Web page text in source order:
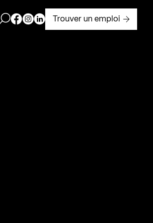
Ouvrir la barre de recherche
Page Facebook de Kollectif
Page Instagram de Kollectif
Page Linkedin de Kollectif
Trouver un emploi